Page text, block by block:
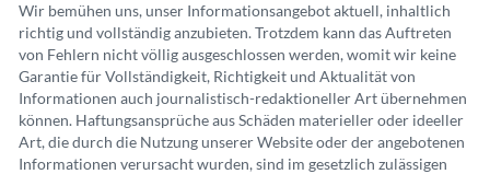
Wir bemühen uns, unser Informationsangebot aktuell, inhaltlich
richtig und vollständig anzubieten. Trotzdem kann das Auftreten
von Fehlern nicht völlig ausgeschlossen werden, womit wir keine
Garantie für Vollständigkeit, Richtigkeit und Aktualität von
Informationen auch journalistisch-redaktioneller Art übernehmen
können. Haftungsansprüche aus Schäden materieller oder ideeller
Art, die durch die Nutzung unserer Website oder der angebotenen
Informationen verursacht wurden, sind im gesetzlich zulässigen